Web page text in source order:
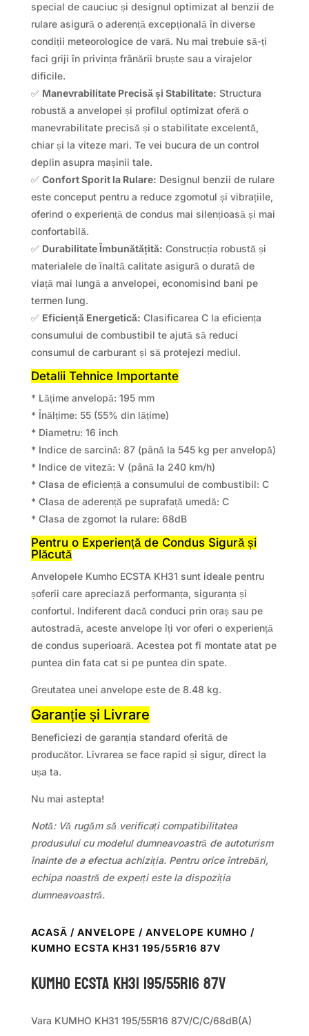
special de cauciuc și designul optimizat al benzii de
rulare asigură o aderență excepțională în diverse
condiții meteorologice de vară. Nu mai trebuie să-ți
faci griji în privința frânării bruște sau a virajelor
dificile.
✅ Manevrabilitate Precisă și Stabilitate: Structura
robustă a anvelopei și profilul optimizat oferă o
manevrabilitate precisă și o stabilitate excelentă,
chiar și la viteze mari. Te vei bucura de un control
deplin asupra mașinii tale.
✅ Confort Sporit la Rulare: Designul benzii de rulare
este conceput pentru a reduce zgomotul și vibrațiile,
oferind o experiență de condus mai silențioasă și mai
confortabilă.
✅ Durabilitate Îmbunătățită: Construcția robustă și
materialele de înaltă calitate asigură o durată de
viață mai lungă a anvelopei, economisind bani pe
termen lung.
✅ Eficiență Energetică: Clasificarea C la eficiența
consumului de combustibil te ajută să reduci
consumul de carburant și să protejezi mediul.
Detalii Tehnice Importante
* Lățime anvelopă: 195 mm
* Înălțime: 55 (55% din lățime)
* Diametru: 16 inch
* Indice de sarcină: 87 (până la 545 kg per anvelopă)
* Indice de viteză: V (până la 240 km/h)
* Clasa de eficiență a consumului de combustibil: C
* Clasa de aderență pe suprafață umedă: C
* Clasa de zgomot la rulare: 68dB
Pentru o Experiență de Condus Sigură și
Plăcută
Anvelopele Kumho ECSTA KH31 sunt ideale pentru
șoferii care apreciază performanța, siguranța și
confortul. Indiferent dacă conduci prin oraș sau pe
autostradă, aceste anvelope îți vor oferi o experiență
de condus superioară. Acestea pot fi montate atat pe
puntea din fata cat si pe puntea din spate.
Greutatea unei anvelope este de 8.48 kg.
Garanție și Livrare
Beneficiezi de garanția standard oferită de
producător. Livrarea se face rapid și sigur, direct la
ușa ta.
Nu mai astepta!
Notă: Vă rugăm să verificați compatibilitatea
produsului cu modelul dumneavoastră de autoturism
înainte de a efectua achiziția. Pentru orice întrebări,
echipa noastră de experți este la dispoziția
dumneavoastră.
ACASĂ / ANVELOPE / ANVELOPE KUMHO /
KUMHO ECSTA KH31 195/55R16 87V
Kumho ECSTA KH31 195/55R16 87V
Vara KUMHO KH31 195/55R16 87V/C/C/68dB(A)